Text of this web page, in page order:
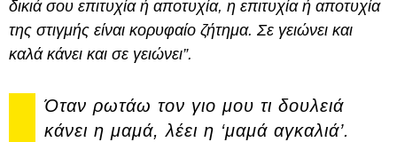
δικιά σου επιτυχία ή αποτυχία, η επιτυχία ή αποτυχία
της στιγμής είναι κορυφαίο ζήτημα. Σε γειώνει και
καλά κάνει και σε γειώνει”.
Όταν ρωτάω τον γιο μου τι δουλειά
κάνει η μαμά, λέει η ‘μαμά αγκαλιά’.